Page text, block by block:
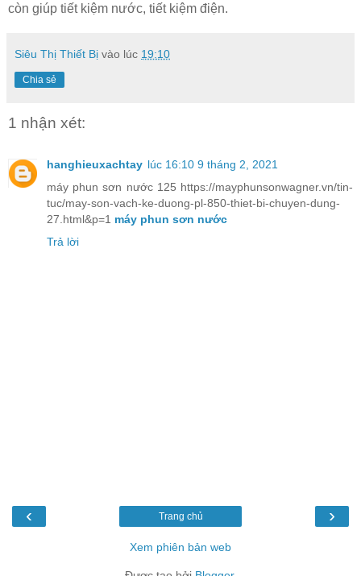
còn giúp tiết kiệm nước, tiết kiệm điện.
Siêu Thị Thiết Bị vào lúc 19:10
Chia sẻ
1 nhận xét:
hanghieuxachtay lúc 16:10 9 tháng 2, 2021
máy phun sơn nước 125 https://mayphunsonwagner.vn/tin-
tuc/may-son-vach-ke-duong-pl-850-thiet-bi-chuyen-dung-
27.html&p=1 máy phun sơn nước
Trả lời
‹ ›
Trang chủ
Xem phiên bản web